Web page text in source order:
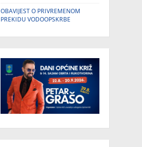
OBAVIJEST O PRIVREMENOM
PREKIDU VODOOPSKRBE